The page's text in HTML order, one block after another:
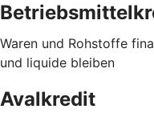
Waren und Rohstoffe
und liquide bleiben
Avalkredit